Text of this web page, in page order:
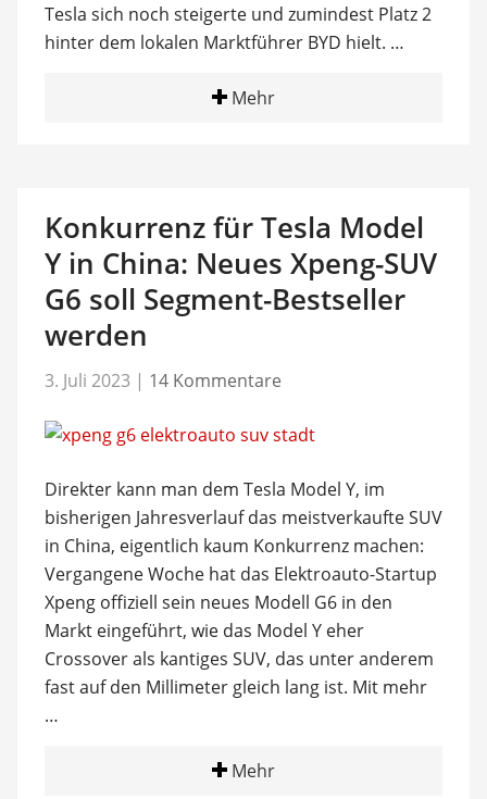
Tesla sich noch steigerte und zumindest Platz 2
hinter dem lokalen Marktführer BYD hielt. …
Mehr
Konkurrenz für Tesla Model
Y in China: Neues Xpeng-SUV
G6 soll Segment-Bestseller
werden
3. Juli 2023 | 14 Kommentare
Direkter kann man dem Tesla Model Y, im
bisherigen Jahresverlauf das meistverkaufte SUV
in China, eigentlich kaum Konkurrenz machen:
Vergangene Woche hat das Elektroauto-Startup
Xpeng offiziell sein neues Modell G6 in den
Markt eingeführt, wie das Model Y eher
Crossover als kantiges SUV, das unter anderem
fast auf den Millimeter gleich lang ist. Mit mehr
…
Mehr